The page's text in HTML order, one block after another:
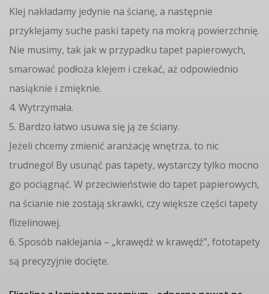
Klej nakładamy jedynie na ścianę, a następnie
przyklejamy suche paski tapety na mokrą powierzchnię.
Nie musimy, tak jak w przypadku tapet papierowych,
smarować podłoża klejem i czekać, aż odpowiednio
nasiąknie i zmięknie.
4. Wytrzymała.
5. Bardzo łatwo usuwa się ją ze ściany.
Jeżeli chcemy zmienić aranżację wnętrza, to nic
trudnego! By usunąć pas tapety, wystarczy tylko mocno
go pociągnąć. W przeciwieństwie do tapet papierowych,
na ścianie nie zostają skrawki, czy większe części tapety
flizelinowej.
6. Sposób naklejania – „krawędź w krawędź”, fototapety
są precyzyjnie docięte.